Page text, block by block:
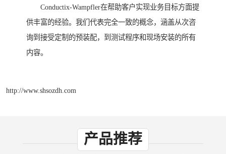
Conductix-Wampfler在帮助客户实现业务目标方面提
供丰富的经验。我们代表完全一致的概念，涵盖从次咨
询到接受定制的预装配，到测试程序和现场安装的所有
内容。
http://www.shsozdh.com
产品推荐